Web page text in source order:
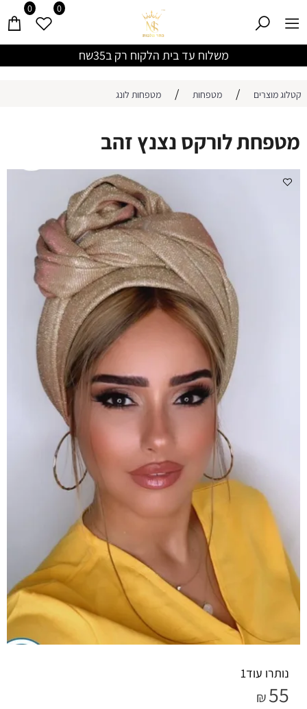
משלוח עד בית הלקוח רק ב35שח
0 0
קטלוג מוצרים / מטפחות / מטפחות לונג
מטפחת לורקס נצנץ זהב
נותרו עוד1
₪55